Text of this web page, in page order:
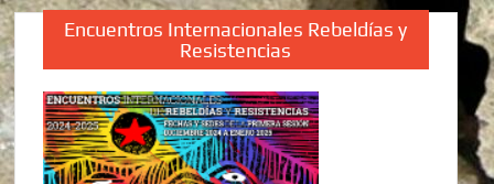
Encuentros Internacionales Rebeldías y
Resistencias